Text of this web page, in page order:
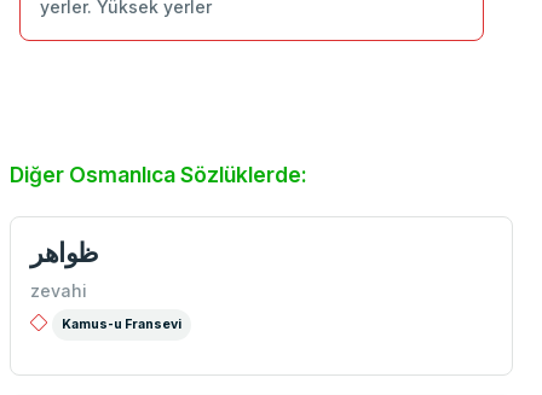
yerler. Yüksek yerler
Diğer Osmanlıca Sözlüklerde:
ظواهر
zevahi
Kamus-u Fransevi